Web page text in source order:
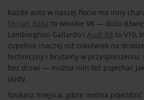
Każde auto w naszej flocie ma inny
Ferrari Italia to włoskie V8 — dużo
Lamborghini Gallardo i Audi R8 to V10,
zupełnie inaczej niż cokolwiek na
techniczny i brutalny w przyspieszeniu.
bez drzwi — można nim też pojechać
jazdy.
Szukasz miejsca, gdzie można